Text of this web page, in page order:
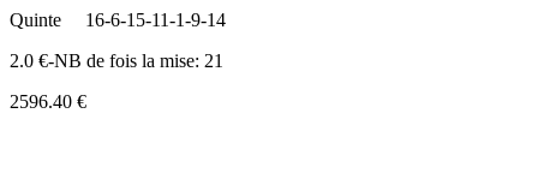
Quinte
16-6-15-11-1-9-14
2.0 €-NB de fois la mise: 21
2596.40 €